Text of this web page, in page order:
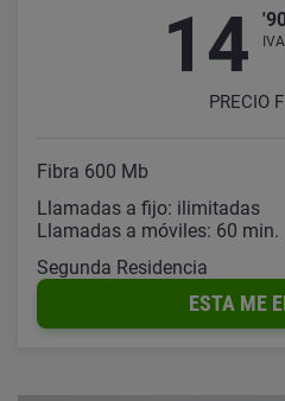
14
PRECIO
Fibra 600 Mb
Llamadas a fijo: ilimitadas
Llamadas a móviles: 60 min.
Segunda Residencia
ESTA ME